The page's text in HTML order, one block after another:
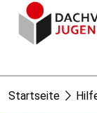
Startseite